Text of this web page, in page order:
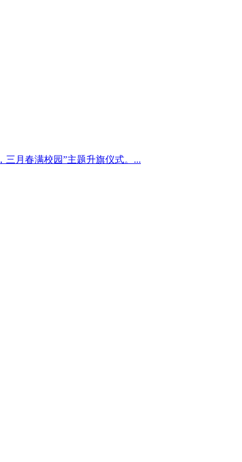
月春满校园”主题升旗仪式。...